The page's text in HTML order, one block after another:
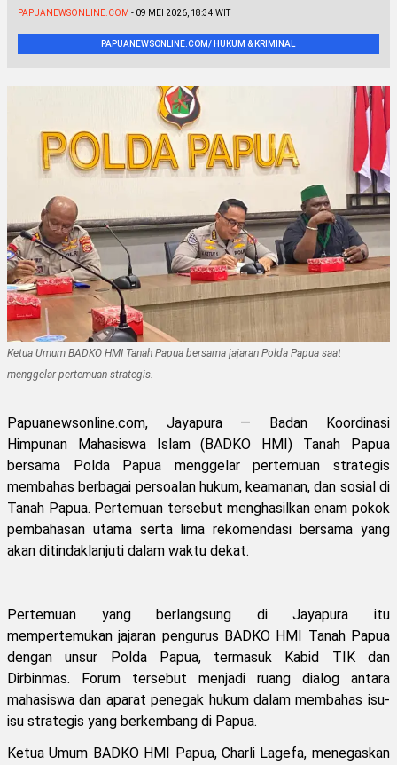
PAPUANEWSONLINE.COM - 09 MEI 2026, 18:34 WIT
PAPUANEWSONLINE.COM/ HUKUM & KRIMINAL
Ketua Umum BADKO HMI Tanah Papua bersama jajaran Polda Papua saat
menggelar pertemuan strategis.
Papuanewsonline.com, Jayapura — Badan Koordinasi
Himpunan Mahasiswa Islam (BADKO HMI) Tanah Papua
bersama Polda Papua menggelar pertemuan strategis
membahas berbagai persoalan hukum, keamanan, dan sosial di
Tanah Papua. Pertemuan tersebut menghasilkan enam pokok
pembahasan utama serta lima rekomendasi bersama yang
akan ditindaklanjuti dalam waktu dekat.
Pertemuan yang berlangsung di Jayapura itu
mempertemukan jajaran pengurus BADKO HMI Tanah Papua
dengan unsur Polda Papua, termasuk Kabid TIK dan
Dirbinmas. Forum tersebut menjadi ruang dialog antara
mahasiswa dan aparat penegak hukum dalam membahas isu-
isu strategis yang berkembang di Papua.
Ketua Umum BADKO HMI Papua, Charli Lagefa, menegaskan